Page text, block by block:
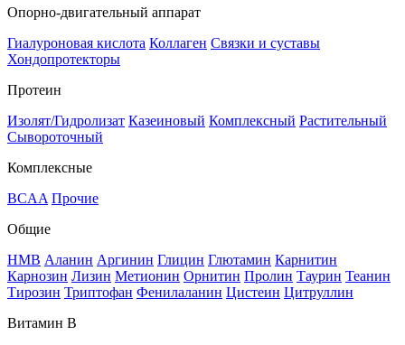
Опорно-двигательный аппарат
Гиалуроновая кислота Коллаген Связки и суставы
Хондопротекторы
Протеин
Изолят/Гидролизат Казеиновый Комплексный Растительный
Сывороточный
Комплексные
BCAA Прочие
Общие
HMB Аланин Аргинин Глицин Глютамин Карнитин
Карнозин Лизин Метионин Орнитин Пролин Таурин Теанин
Тирозин Триптофан Фенилаланин Цистеин Цитруллин
Витамин В